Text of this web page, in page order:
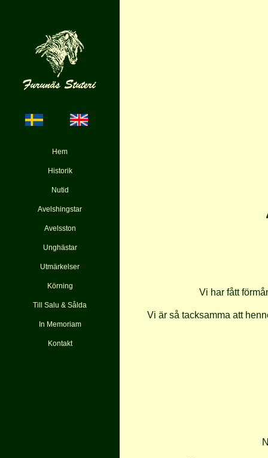
Hem
Historik
Nutid
Avelshingstar
Avelsston
Unghästar
Utmärkelser
Körning
Till Salu & Sålda
In Memoriam
Kontakt
Vi har fått
Vi är så tacksamma att